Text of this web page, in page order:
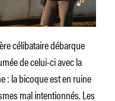
célibataire débarque
de celui-ci avec la
: la bicoque est en ruine
mal intentionnés. Les